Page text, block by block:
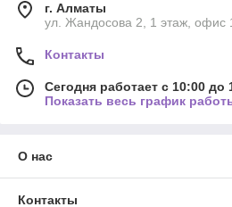
г. Алматы
ул. Жандосова 2, 1 этаж, офис
Контакты
Сегодня работает с 10:00 до
Показать весь график
О нас
Контакты